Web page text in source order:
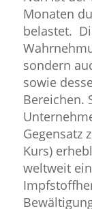
Monaten
belastet.
sondern
sowie
Bereichen.
Gegensatz
Kurs)
weltweit